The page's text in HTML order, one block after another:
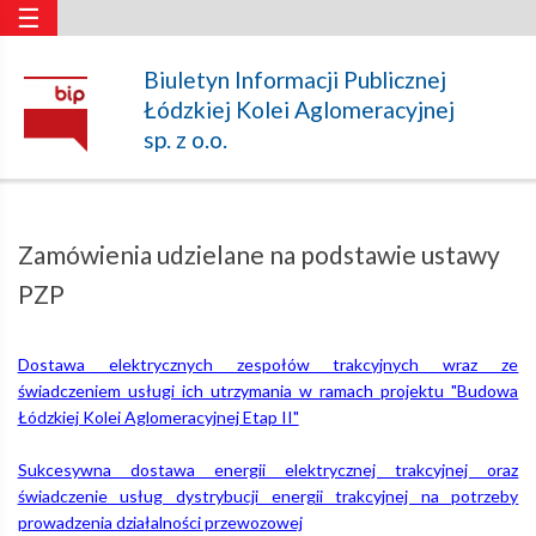
Zamówienia
udzielane
podstawie
ustawy
PZP
Biuletyn Informacji Publicznej
Łódzkiej Kolei Aglomeracyjnej
sp. z o.o.
☰
Zamówienia udzielane na podstawie ustawy
PZP
Dostawa elektrycznych zespołów trakcyjnych wraz ze
świadczeniem usługi ich utrzymania w ramach projektu "Budowa
Łódzkiej Kolei Aglomeracyjnej Etap II"
Sukcesywna dostawa energii elektrycznej trakcyjnej oraz
świadczenie usług dystrybucji energii trakcyjnej na potrzeby
prowadzenia działalności przewozowej